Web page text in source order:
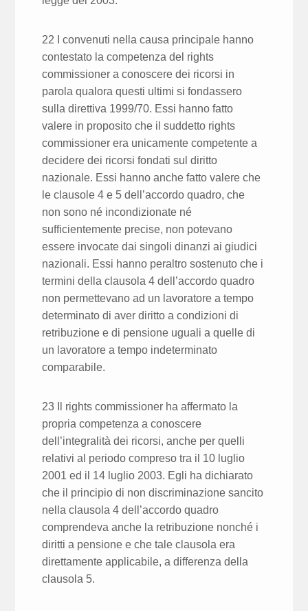
22 I convenuti nella causa principale hanno
contestato la competenza del rights
commissioner a conoscere dei ricorsi in
parola qualora questi ultimi si fondassero
sulla direttiva 1999/70. Essi hanno fatto
valere in proposito che il suddetto rights
commissioner era unicamente competente a
decidere dei ricorsi fondati sul diritto
nazionale. Essi hanno anche fatto valere che
le clausole 4 e 5 dell’accordo quadro, che
non sono né incondizionate né
sufficientemente precise, non potevano
essere invocate dai singoli dinanzi ai giudici
nazionali. Essi hanno peraltro sostenuto che i
termini della clausola 4 dell’accordo quadro
non permettevano ad un lavoratore a tempo
determinato di aver diritto a condizioni di
retribuzione e di pensione uguali a quelle di
un lavoratore a tempo indeterminato
comparabile.
23 Il rights commissioner ha affermato la
propria competenza a conoscere
dell’integralità dei ricorsi, anche per quelli
relativi al periodo compreso tra il 10 luglio
2001 ed il 14 luglio 2003. Egli ha dichiarato
che il principio di non discriminazione sancito
nella clausola 4 dell’accordo quadro
comprendeva anche la retribuzione nonché i
diritti a pensione e che tale clausola era
direttamente applicabile, a differenza della
clausola 5.